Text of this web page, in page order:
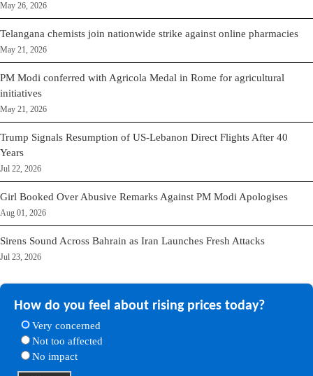
May 26, 2026
Telangana chemists join nationwide strike against online pharmacies
May 21, 2026
PM Modi conferred with Agricola Medal in Rome for agricultural
initiatives
May 21, 2026
Trump Signals Resumption of US-Lebanon Direct Flights After 40
Years
Jul 22, 2026
Girl Booked Over Abusive Remarks Against PM Modi Apologises
Aug 01, 2026
Sirens Sound Across Bahrain as Iran Launches Fresh Attacks
Jul 23, 2026
How do you feel about rising prices today?
Very concerned
Not too affected
No impact